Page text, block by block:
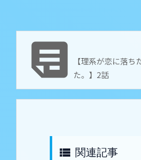

【理系が恋に落
た。】2話
 関連記事